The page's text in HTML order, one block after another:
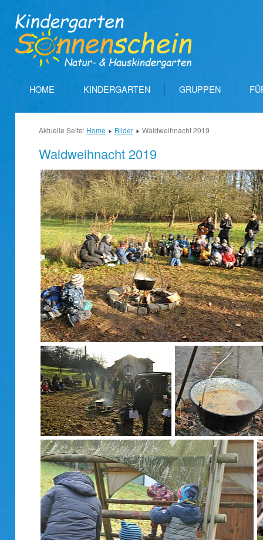
HOME KINDERGARTEN GRUPPEN
Aktuelle Seite: Home Bilder Waldweihnacht 2019
Waldweihnacht 2019